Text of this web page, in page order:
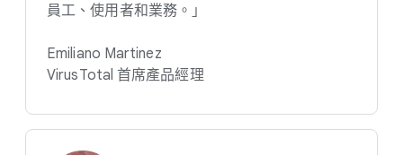
員工、​使用​者​和​業務。​」
Emiliano Martinez
VirusTotal 首席​產品​經理